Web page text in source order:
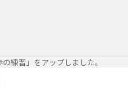
練習」をアップしました。